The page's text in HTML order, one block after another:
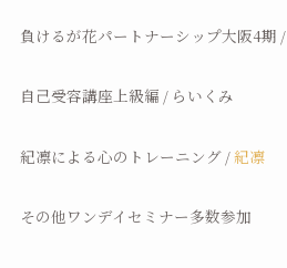
負けるが花パートナーシップ大阪4期 /
自己受容講座上級編 / らいくみ
紀凛による心のトレーニング /紀凛
その他ワンデイセミナー多数参加